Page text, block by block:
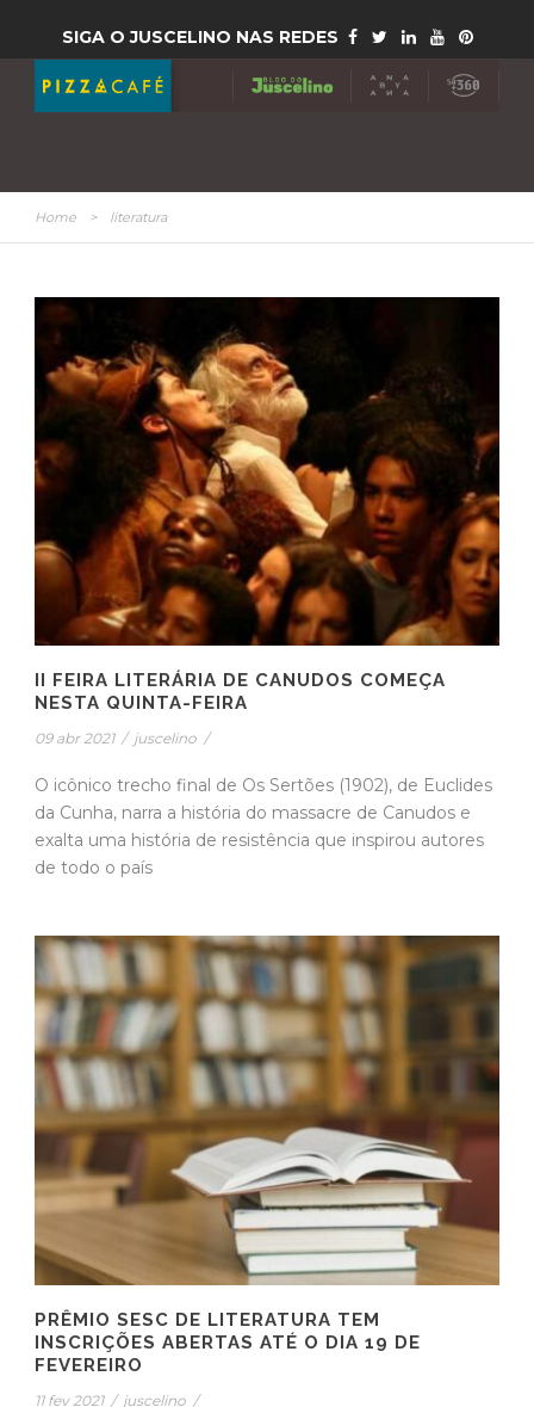
SIGA O JUSCELINO NAS REDES
Home > literatura
II FEIRA LITERÁRIA DE CANUDOS COMEÇA
NESTA QUINTA-FEIRA
09 abr 2021 / juscelino /
O icônico trecho final de Os Sertões (1902), de Euclides
da Cunha, narra a história do massacre de Canudos e
exalta uma história de resistência que inspirou autores
de todo o país
PRÊMIO SESC DE LITERATURA TEM
INSCRIÇÕES ABERTAS ATÉ O DIA 19 DE
FEVEREIRO
11 fev 2021 / juscelino /